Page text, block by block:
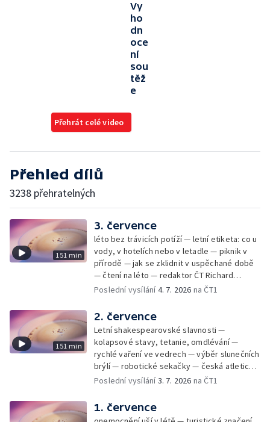
Vy
ho
dn
oce
ní
sou
těž
e
Přehrát celé video
Přehled dílů
3238 přehratelných
151 min
3. července
léto bez trávicích potíží — letní etiketa: co u
vody, v hotelích nebo v letadle — piknik v
přírodě — jak se zklidnit v uspěchané době
— čtení na léto — redaktor ČT Richard
Samko
Poslední vysílání4. 7. 2026 na ČT1
151 min
2. července
Letní shakespearovské slavnosti —
kolapsové stavy, tetanie, omdlévání —
rychlé vaření ve vedrech — výběr slunečních
brýlí — robotické sekačky — česká atletická
rekordmanka — psí seriál: výmarský
Poslední vysílání3. 7. 2026 na ČT1
1. července